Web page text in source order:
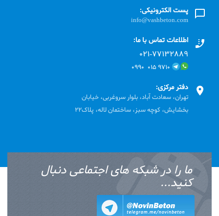
پست الکترونیکی:
info@vashbeton.com
اطلاعات تماس با ما:
۰۲۱-۷۷۱٣۲۸۸۹
۹۷۱۰ ۰۱۵ ۰۹۹۰
دفتر مرکزی:
تهران، سعادت آباد، بلوار سروغربی، خیابان
بخشایش، کوچه سبز، ساختمان لاله، پلاک22
ما را در شبکه های اجتماعی دنبال
کنید...